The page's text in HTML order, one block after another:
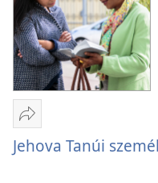
Megosztás
Jehova
Jehova Tanúi